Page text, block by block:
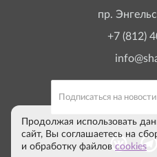
пр.
+7 (812)
Продолжая использовать
сайт, Вы соглашаетесь на
и обработку файлов cookies